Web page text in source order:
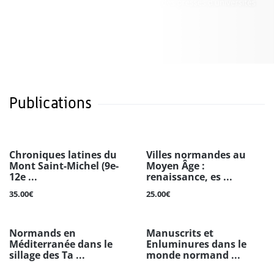
Publications
Chroniques latines du
Mont Saint-Michel (9e-
12e ...
35.00€
Villes normandes au
Moyen Âge :
renaissance, es ...
25.00€
Normands en
Méditerranée dans le
sillage des Ta ...
Manuscrits et
Enluminures dans le
monde normand ...